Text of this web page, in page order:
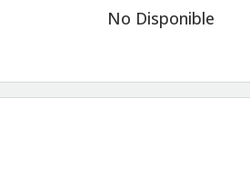
No Disponible